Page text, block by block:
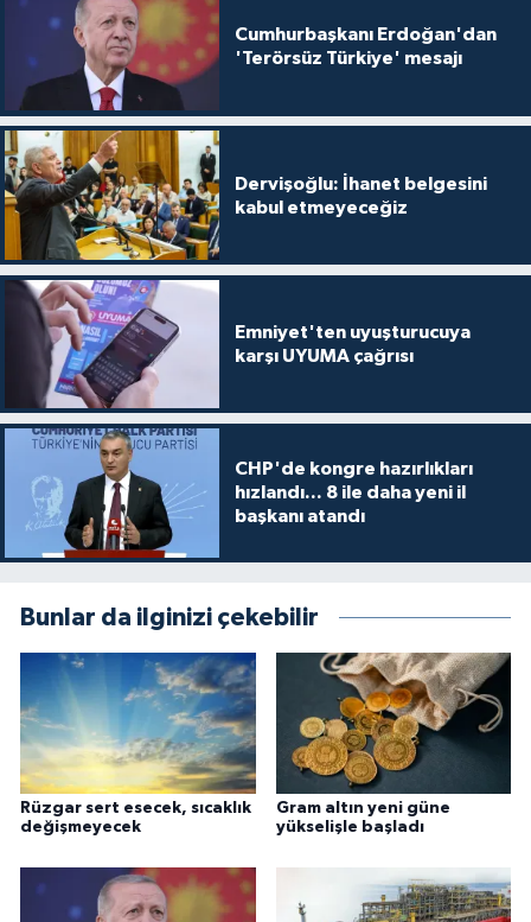
Cumhurbaşkanı Erdoğan'dan
'Terörsüz Türkiye' mesajı
Dervişoğlu: İhanet belgesini
kabul etmeyeceğiz
Emniyet'ten uyuşturucuya
karşı UYUMA çağrısı
CHP'de kongre hazırlıkları
hızlandı... 8 ile daha yeni il
başkanı atandı
Bunlar da ilginizi çekebilir
Rüzgar sert esecek, sıcaklık
değişmeyecek
Gram altın yeni güne
yükselişle başladı